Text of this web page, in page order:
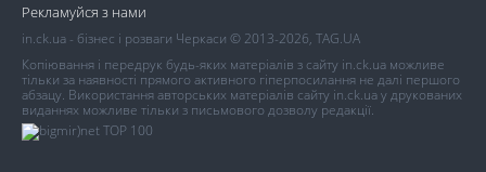
Рекламуйся з нами
in.ck.ua - бізнес і розваги Черкаси © 2013-2026, TAG.UA
Копіювання і передрук будь-яких матеріалів з сайту in.ck.ua можливе
тільки за наявності прямого активного гіперпосилання не далі першого
абзацу. Використання авторських матеріалів сайту in.ck.ua у друкованих
виданнях можливе тільки з письмового дозволу редакції.